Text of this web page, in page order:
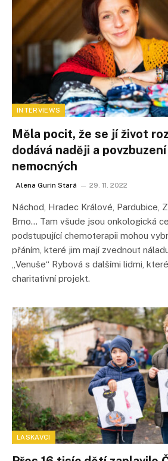
INTERVIEWS
Měla pocit, že se jí život
dodává naději a
nemocných
Alena Gurin Stará 29. 11. 2022
Náchod, Hradec Králové, Pardubice,
Brno… Tam všude jsou onkologická
podstupující chemoterapii mohou
přáním, které jim mají zvednout
„Venuše“ Rybová s dalšími lidmi,
charitativní projekt.
LASKAVCI